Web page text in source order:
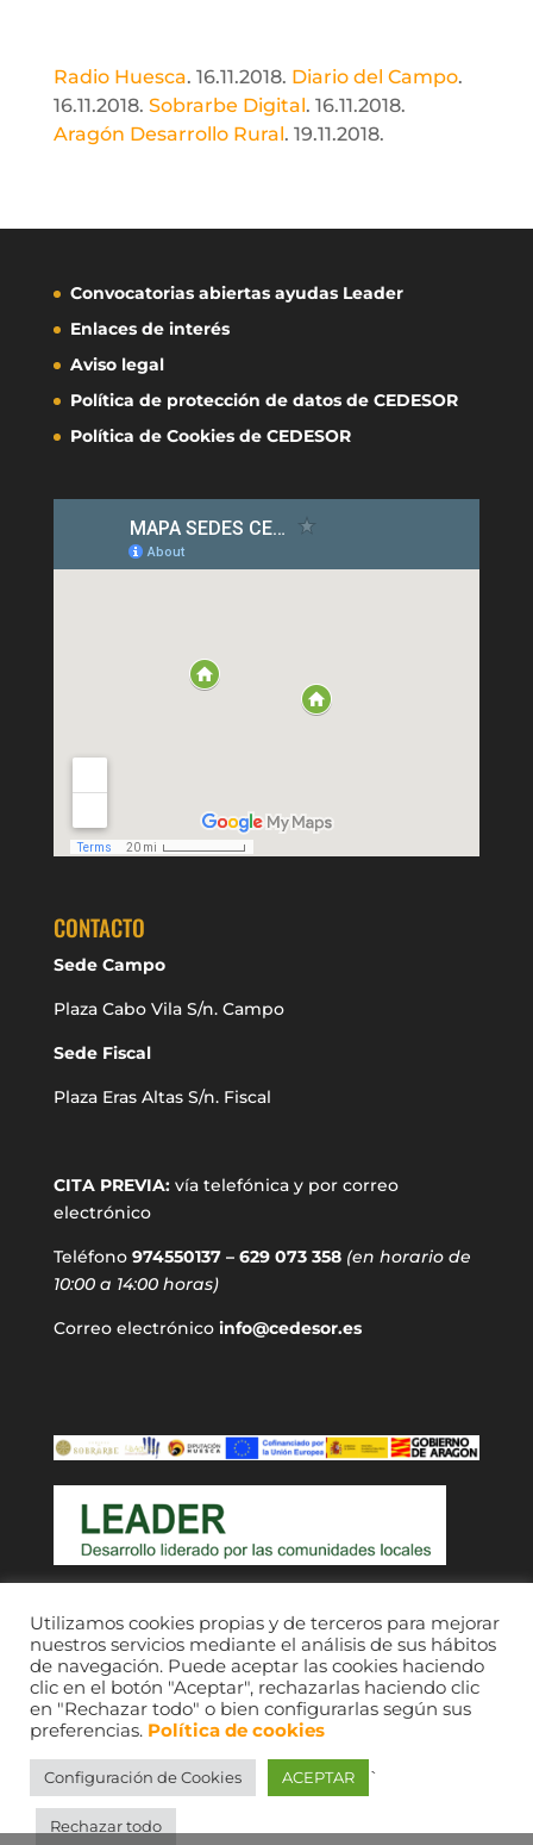
Radio Huesca. 16.11.2018. Diario del Campo.
16.11.2018. Sobrarbe Digital. 16.11.2018.
Aragón Desarrollo Rural. 19.11.2018.
Convocatorias abiertas ayudas Leader
Enlaces de interés
Aviso legal
Política de protección de datos de CEDESOR
Política de Cookies de CEDESOR
CONTACTO
Sede Campo
Plaza Cabo Vila S/n. Campo
Sede Fiscal
Plaza Eras Altas S/n. Fiscal
CITA PREVIA:vía telefónica y por correo
electrónico
Teléfono 974550137 – 629 073 358 (en horario de
10:00 a 14:00 horas)
Correo electrónico info@cedesor.es
CEDESOR 2021. © Imágenes, sus respectivos
autores; consultar fondos de comarcas Ribagorza
Utilizamos cookies propias y de terceros para mejorar
nuestros servicios mediante el análisis de sus hábitos
de navegación. Puede aceptar las cookies haciendo
clic en el botón "Aceptar", rechazarlas haciendo clic
en "Rechazar todo" o bien configurarlas según sus
preferencias. Política de cookies
Configuración de Cookies ACEPTAR `
Rechazar todo